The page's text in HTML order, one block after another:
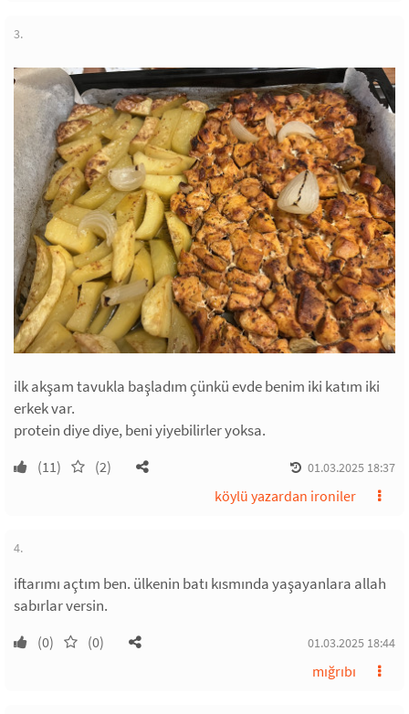
3.
ilk akşam tavukla başladım çünkü evde benim iki katım iki
erkek var.
protein diye diye, beni yiyebilirler yoksa.
(11) (2) 01.03.2025 18:37
köylü yazardan ironiler
4.
iftarımı açtım ben. ülkenin batı kısmında yaşayanlara allah
sabırlar versin.
(0) (0) 01.03.2025 18:44
mığrıbı